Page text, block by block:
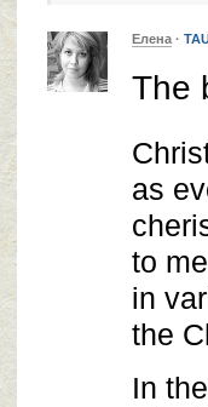
Елена ·
The
as
to
in
the
In